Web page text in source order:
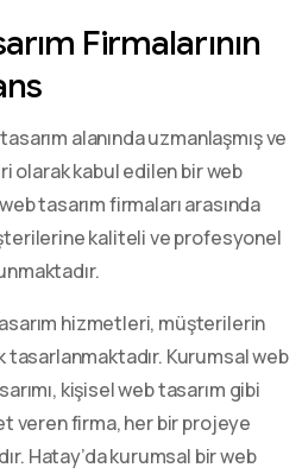
Firmalarının
alanında uzmanlaşmış ve
olarak kabul edilen bir web
tasarım firmaları arasında
kaliteli ve profesyonel
hizmetleri, müşterilerin
Kurumsal web
kişisel web tasarım gibi
veren firma, her bir projeye
Hatay’da kurumsal bir web